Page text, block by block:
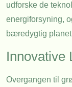
udforske de
energiforsyning,
bæredygtig
Innovative
Overgangen til